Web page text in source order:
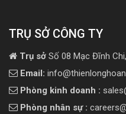
TRỤ SỞ CÔNG TY
Trụ sở Số 08 Mạc Đĩnh
Email:
Phòng kinh doanh :
Phòng nhân sự :